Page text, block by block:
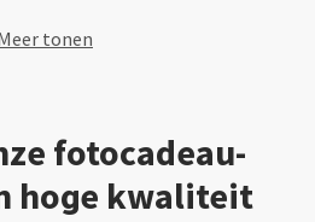
tonen
fotocadeau-
hoge kwaliteit